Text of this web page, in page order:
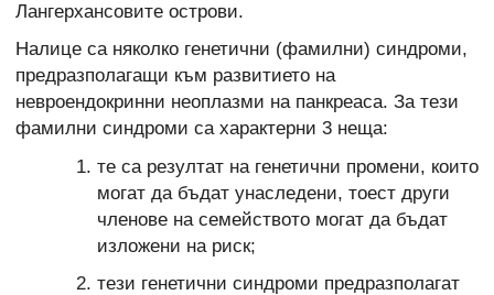
Лангерхансовите острови.
Налице са няколко генетични (фамилни) синдроми,
предразполагащи към развитието на
невроендокринни неоплазми на панкреаса. За тези
фамилни синдроми са характерни 3 неща:
те са резултат на генетични промени, които
могат да бъдат унаследени, тоест други
членове на семейството могат да бъдат
изложени на риск;
тези генетични синдроми предразполагат